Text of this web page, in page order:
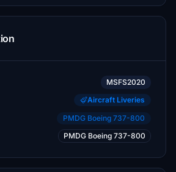
MSFS2020
Aircraft Liveries
PMDG Boeing 737-800
PMDG Boeing 737-800